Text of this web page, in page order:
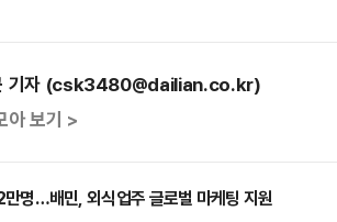
기자 (csk3480@dailian.co.kr)
아 보기 >
명…배민, 외식업주 글로벌 마케팅 지원